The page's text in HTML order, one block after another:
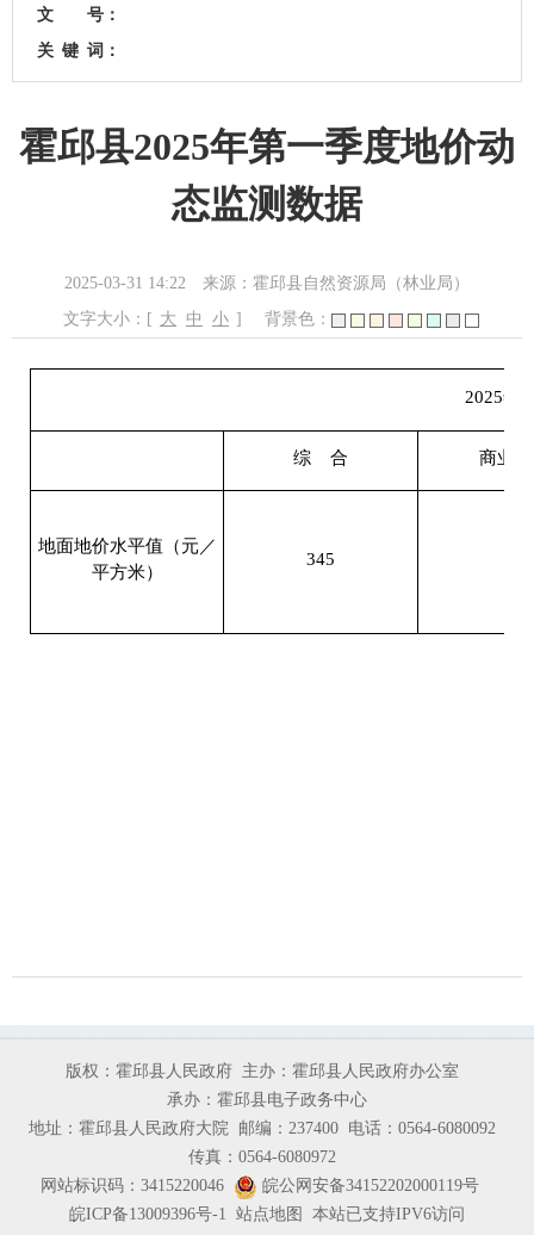
文 号：
关 键 词：
霍邱县2025年第一季度地价动
态监测数据
2025-03-31 14:22
来源：霍邱县自然资源局（林业局）
文字大小：[ 大 中 小 ] 背景色：
2025年
综 合 商业
地面地价水平值（元／
平方米）
345
版权：霍邱县人民政府 主办：霍邱县人民政府办公室
承办：霍邱县电子政务中心
地址：霍邱县人民政府大院 邮编：237400 电话：0564-6080092
传真：0564-6080972
网站标识码：3415220046
皖公网安备34152202000119号
皖ICP备13009396号-1 站点地图 本站已支持IPV6访问